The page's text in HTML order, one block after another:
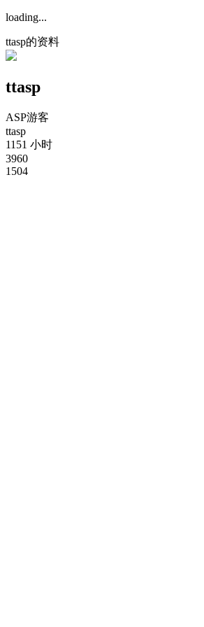
loading...
ttasp的资料
ttasp
ASP游客
ttasp
1151 小时
3960
1504